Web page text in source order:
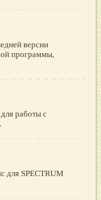
версии
программы,
работы c
для SPECTRUM